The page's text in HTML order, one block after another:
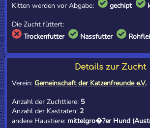
Kitten werden vor Abgabe: gechipt
Die Zucht füttert:
Trockenfutter
Nassfutter
Details zur Zucht
Verein: Gemeinschaft der Katzenfreunde e.V.
Anzahl der Zuchttiere: 5
Anzahl der Kastraten: 2
andere Haustiere: mittelgro�?er Hund